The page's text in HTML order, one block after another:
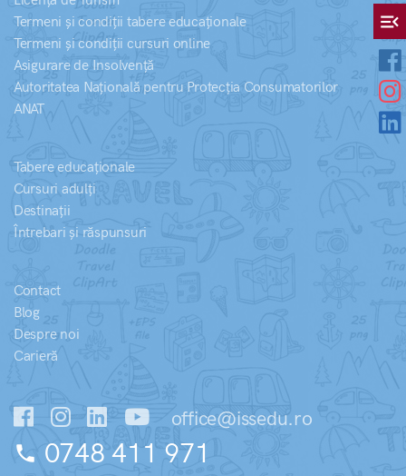
menu_open
Termeni și condiții tabere educaționale
Termeni și condiții cursuri online
Asigurare de Insolvență
Autoritatea Națională pentru Protecția Consumatorilor
ANAT
Tabere educaționale
Cursuri adulți
Destinații
Întrebari și răspunsuri
Contact
Blog
Despre noi
Carieră
office@issedu.ro
phone 0748 411 971